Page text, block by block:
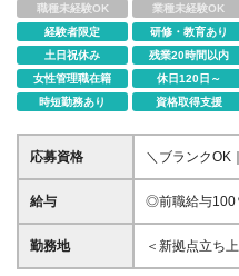
職種未経験OK 業種未経験OK
経験者限定
研修・教育あり
土日祝休み
残業20時間以内
女性管理職在籍
休日120日～
時短勤務あり
資格取得支援
応募資格
＼ブランクOK
エンジニアと
（※要件定義や
ジャンルは一切問い
ク・時短希望も
給与
◎前職給与100
150万円以上UPした実績
方 月給30万円
勤務地
＜新拠点立ち
ん、北海道・